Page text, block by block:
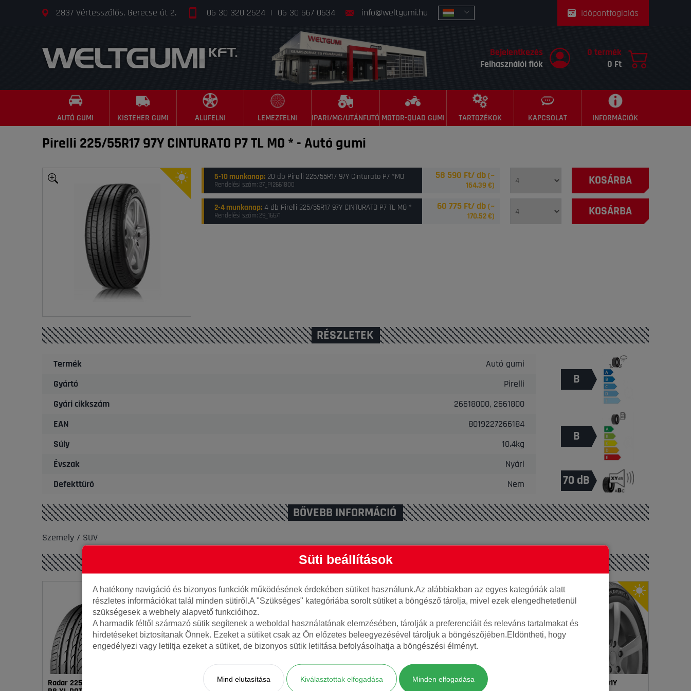
2837 Vértesszőlős, Gerecse út 2. 06 30 320 2524 | 06 30 567 0534 info@weltgumi.hu Időpontfoglalás
Bejelentkezés
Felhasználói fiók
0 termék
0 Ft
AUTÓ GUMI KISTEHER GUMI ALUFELNI LEMEZFELNI IPARI/MG/UTÁNFUTÓ MOTOR-QUAD GUMI TARTOZÉKOK KAPCSOLAT INFORMÁCIÓK
Pirelli 225/55R17 97Y CINTURATO P7 TL MO * -Autó gumi
5-10 munkanap: 20 db Pirelli 225/55R17 97Y Cinturato P7 *MO
Rendelési szám: 27_PI2661800
58 590 Ft/ db (~
164.39 €) KOSÁRBA
2-4 munkanap: 4 db Pirelli 225/55R17 97Y CINTURATO P7 TL MO *
Rendelési szám: 29_16671
60 775 Ft/ db (~
170.52€) KOSÁRBA
RÉSZLETEK
Termék
Autó gumi
Gyártó
Pirelli
Gyári cikkszám
26618000, 2661800
EAN
8019227266184
Súly
10.4kg
Évszak
Nyári
Defekttűrő
Nem
B
B
70 dB
BŐVEBB INFORMÁCIÓ
Szemely / SUV
AJÁNLOTT TERMÉKEK
Radar 225/55R17 101Y DIMAX Tracmax 225/55R17 101W X Platin 225/55R17 101W RP430 Kumho 225/55R17 101W ES31 Barum 225/55R17 101Y
Süti beállítások
A hatékony navigáció és bizonyos funkciók működésének érdekében sütiket használunk.Az alábbiakban az egyes kategóriák alatt
részletes információkat talál minden sütiről.A "Szükséges" kategóriába sorolt sütiket a böngésző tárolja, mivel ezek elengedhetetlenül
szükségesek a webhely alapvető funkcióihoz.
A harmadik féltől származó sütik segítenek a weboldal használatának elemzésében, tárolják a preferenciáit és releváns tartalmakat és
hirdetéseket biztosítanak Önnek. Ezeket a sütiket csak az Ön előzetes beleegyezésével tároljuk a böngészőjében.Eldöntheti, hogy
engedélyezi vagy letiltja ezeket a sütiket, de bizonyos sütik letiltása befolyásolhatja a böngészési élményt.
Mind elutasítása Kiválasztottak elfogadása Minden elfogadása